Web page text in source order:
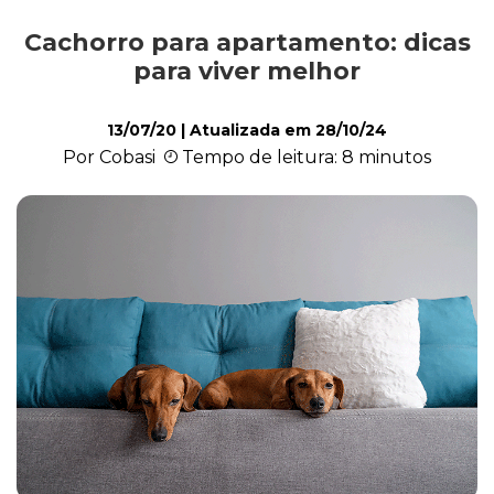
Alimentação
Curiosidades
Higiene
Saúde
Cachorro para apartamento: dicas
para viver melhor
13/07/20 | Atualizada em 28/10/24
Por Cobasi Tempo de leitura: 8 minutos